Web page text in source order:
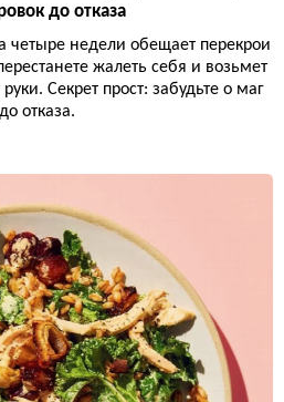
до отказа
четыре недели обещает перекрои
жалеть себя и возьмет
руки. Секрет прост: забудьте о маг
отказа.